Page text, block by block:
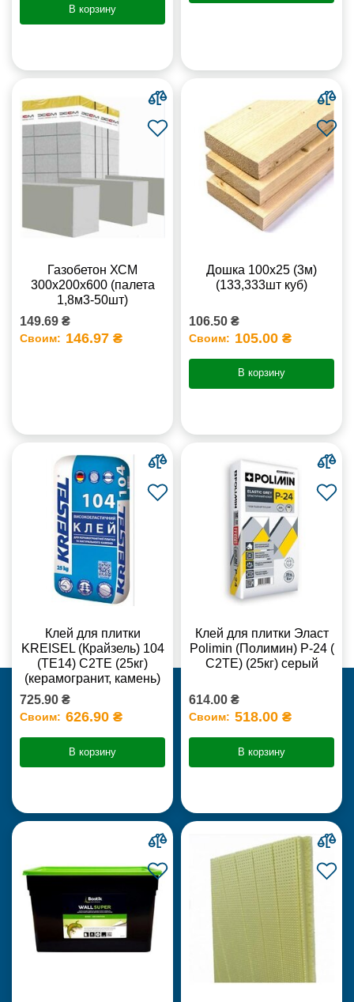
В корзину
Газобетон ХСМ
300x200x600 (палета
1,8м3-50шт)
149.69 ₴
Своим: 146.97 ₴
Дошка 100х25 (3м)
(133,333шт куб)
106.50 ₴
Своим: 105.00 ₴
В корзину
Клей для плитки
KREISEL (Крайзель) 104
(ТЕ14) С2TE (25кг)
(керамогранит, камень)
725.90 ₴
Своим: 626.90 ₴
В корзину
Клей для плитки Эласт
Polimin (Полимин) Р-24 (
С2ТЕ) (25кг) серый
614.00 ₴
Своим: 518.00 ₴
В корзину